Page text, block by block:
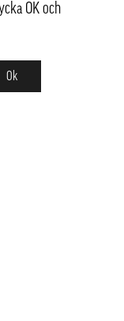
OK och
Ok